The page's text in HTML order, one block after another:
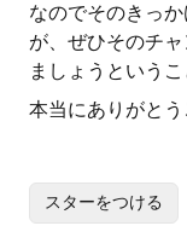
なのでそのきっ
が、ぜひそのチ
ましょうという
本当にありがとう
スターをつける